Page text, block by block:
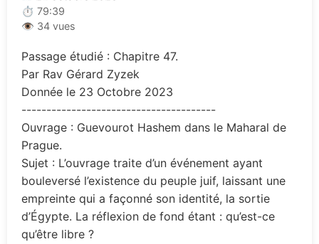
⏱ 79:39
👁 34 vues
Passage étudié : Chapitre 47.
Par Rav Gérard Zyzek
Donnée le 23 Octobre 2023
---------------------------------------
Ouvrage : Guevourot Hashem dans le Maharal de
Prague.
Sujet : L’ouvrage traite d’un événement ayant
bouleversé l’existence du peuple juif, laissant une
empreinte qui a façonné son identité, la sortie
d’Égypte. La réflexion de fond étant : qu’est-ce
qu’être libre ?